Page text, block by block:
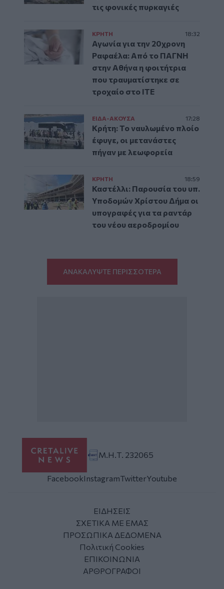
τις φονικές πυρκαγιές
ΚΡΗΤΗ 18:32
Αγωνία για την 20χρονη
Ραφαέλα: Από το ΠΑΓΝΗ
στην Αθήνα η φοιτήτρια
που τραυματίστηκε σε
τροχαίο στο ΙΤΕ
ΕΙΔΑ-ΑΚΟΥΣΑ 17:28
Κρήτη: Το ναυλωμένο πλοίο
έφυγε, οι μετανάστες
πήγαν με λεωφορεία
ΚΡΗΤΗ 18:59
Καστέλλι: Παρουσία του υπ.
Υποδομών Χρίστου Δήμα οι
υπογραφές για τα ραντάρ
του νέου αεροδρομίου
ΑΝΑΚΑΛΥΨΤΕ ΠΕΡΙΣΣΟΤΕΡΑ
Μ.Η.Τ. 232065
FacebookInstagramTwitterYoutube
ΕΙΔΗΣΕΙΣ
ΣΧΕΤΙΚΑ ΜΕ ΕΜΑΣ
ΠΡΟΣΩΠΙΚΑ ΔΕΔΟΜΕΝΑ
Πολιτική Cookies
ΕΠΙΚΟΙΝΩΝΙΑ
ΑΡΘΡΟΓΡΑΦΟΙ